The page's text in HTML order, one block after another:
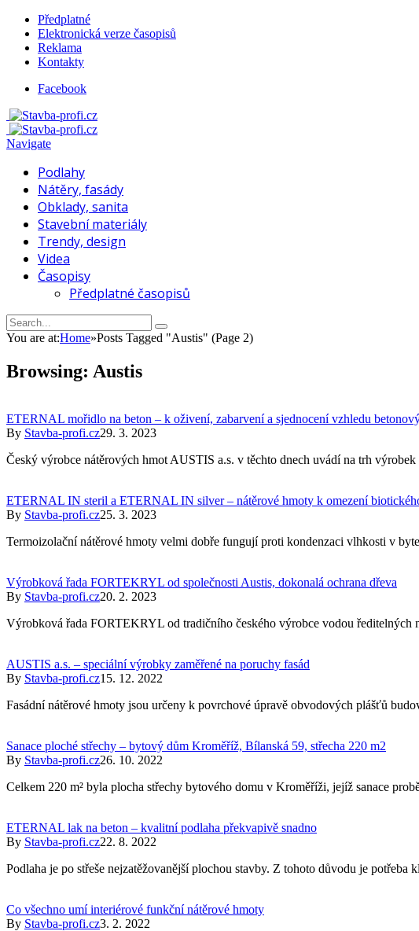
Předplatné
Elektronická verze časopisů
Reklama
Kontakty
Facebook
Navigate
Podlahy
Nátěry, fasády
Obklady, sanita
Stavební materiály
Trendy, design
Videa
Časopisy
Předplatné časopisů
You are at:Home»Posts Tagged "Austis" (Page 2)
Browsing: Austis
ETERNAL mořidlo na beton – k oživení, zabarvení a sjednocení vzhledu
By Stavba-profi.cz29. 3. 2023
Český výrobce nátěrových hmot AUSTIS a.s. v těchto dnech uvádí na trh
ETERNAL IN steril a ETERNAL IN silver – nátěrové hmoty k omezení
By Stavba-profi.cz25. 3. 2023
Termoizolační nátěrové hmoty velmi dobře fungují proti kondenzaci vlhkosti v
Výrobková řada FORTEKRYL od společnosti Austis, dokonalá ochrana dřeva
By Stavba-profi.cz20. 2. 2023
Výrobková řada FORTEKRYL od tradičního českého výrobce vodou
AUSTIS a.s. – speciální výrobky zaměřené na poruchy fasád
By Stavba-profi.cz15. 12. 2022
Fasádní nátěrové hmoty jsou určeny k povrchové úpravě obvodových plášťů
Sanace ploché střechy – bytový dům Kroměříž, Bílanská 59, střecha 220 m2
By Stavba-profi.cz26. 10. 2022
Celkem 220 m² byla plocha střechy bytového domu v Kroměříži, jejíž sanace
ETERNAL lak na beton – kvalitní podlaha překvapivě snadno
By Stavba-profi.cz22. 8. 2022
Podlaha je po střeše nejzatěžovanější plochou stavby. Z tohoto důvodu je
Co všechno umí interiérové funkční nátěrové hmoty
By Stavba-profi.cz3. 2. 2022